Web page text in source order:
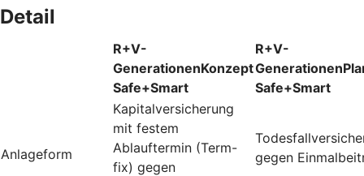
Detail
R+V-
GenerationenKonzept
Safe+Smart
R+V-
Safe+Smart
Anlageform
Kapitalversicherung
mit festem
Ablauftermin (Term-
fix) gegen
gegen